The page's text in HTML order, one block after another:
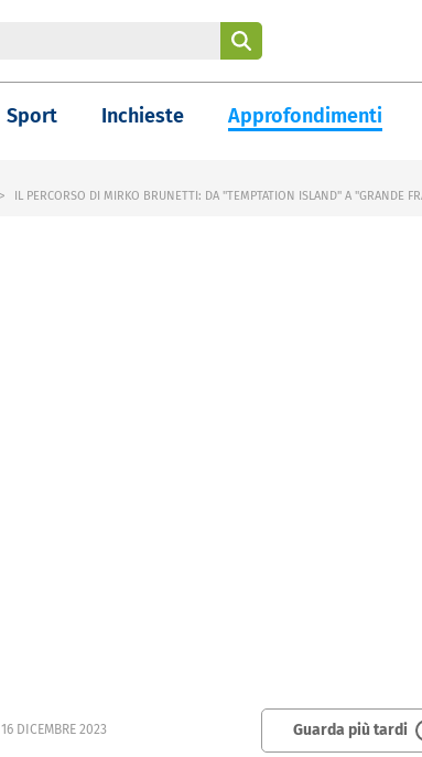
Sport Inchieste Approfondimenti
IL PERCORSO DI MIRKO BRUNETTI: DA "TEMPTATION ISLAND" A "GRANDE
16 DICEMBRE 2023 Guarda più tardi